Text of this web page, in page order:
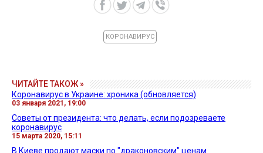
КОРОНАВИРУС
ЧИТАЙТЕ ТАКОЖ »
Коронавирус в Украине: хроника (обновляется)
03 января 2021, 19:00
Советы от президента: что делать, если подозреваете
коронавирус
15 марта 2020, 15:11
В Киеве продают маски по "драконовским" ценам